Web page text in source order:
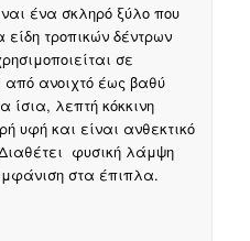
ένα σκληρό ξύλο που
τροπικών δέντρων
σε
ανοιχτό έως βαθύ
ίσια, λεπτή κόκκινη
υφή και είναι ανθεκτικό
φυσική λάμψη
στα έπιπλα.